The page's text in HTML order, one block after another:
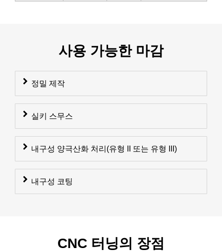
사용 가능한 마감
정밀 제작
실키 스무스
내구성 양극산화 처리(유형 II 또는 유형 III)
내구성 코팅
CNC 터닝의 장점